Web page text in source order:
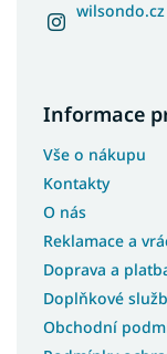
wilsondo.cz
Informace
Vše o nákupu
Kontakty
O nás
Reklamace a
Doprava a
Doplňkové
Obchodní